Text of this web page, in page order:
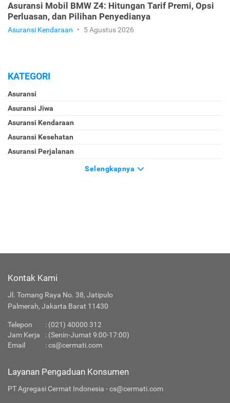
Asuransi Mobil BMW Z4: Hitungan Tarif Premi, Opsi
Perluasan, dan Pilihan Penyedianya
Asuransi Kendaraan • 5 Agustus 2026
KATEGORI
Asuransi
Asuransi Jiwa
Asuransi Kendaraan
Asuransi Kesehatan
Asuransi Perjalanan
Selengkapnya
Kontak Kami
Jl. Tomang Raya No. 38, Jatipulo
Palmerah, Jakarta Barat 11430
Telepon : (021) 40000 312
Jam Kerja
: (Senin-Jumat 9:00-17:00)
Email
:cs@cermati.com
Layanan Pengaduan Konsumen
PT Agregasi Cermat Indonesia - cs@cermati.com